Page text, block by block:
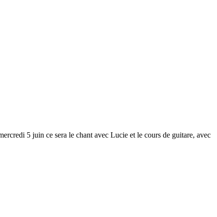
5 juin ce sera le chant avec Lucie et le cours de guitare, avec